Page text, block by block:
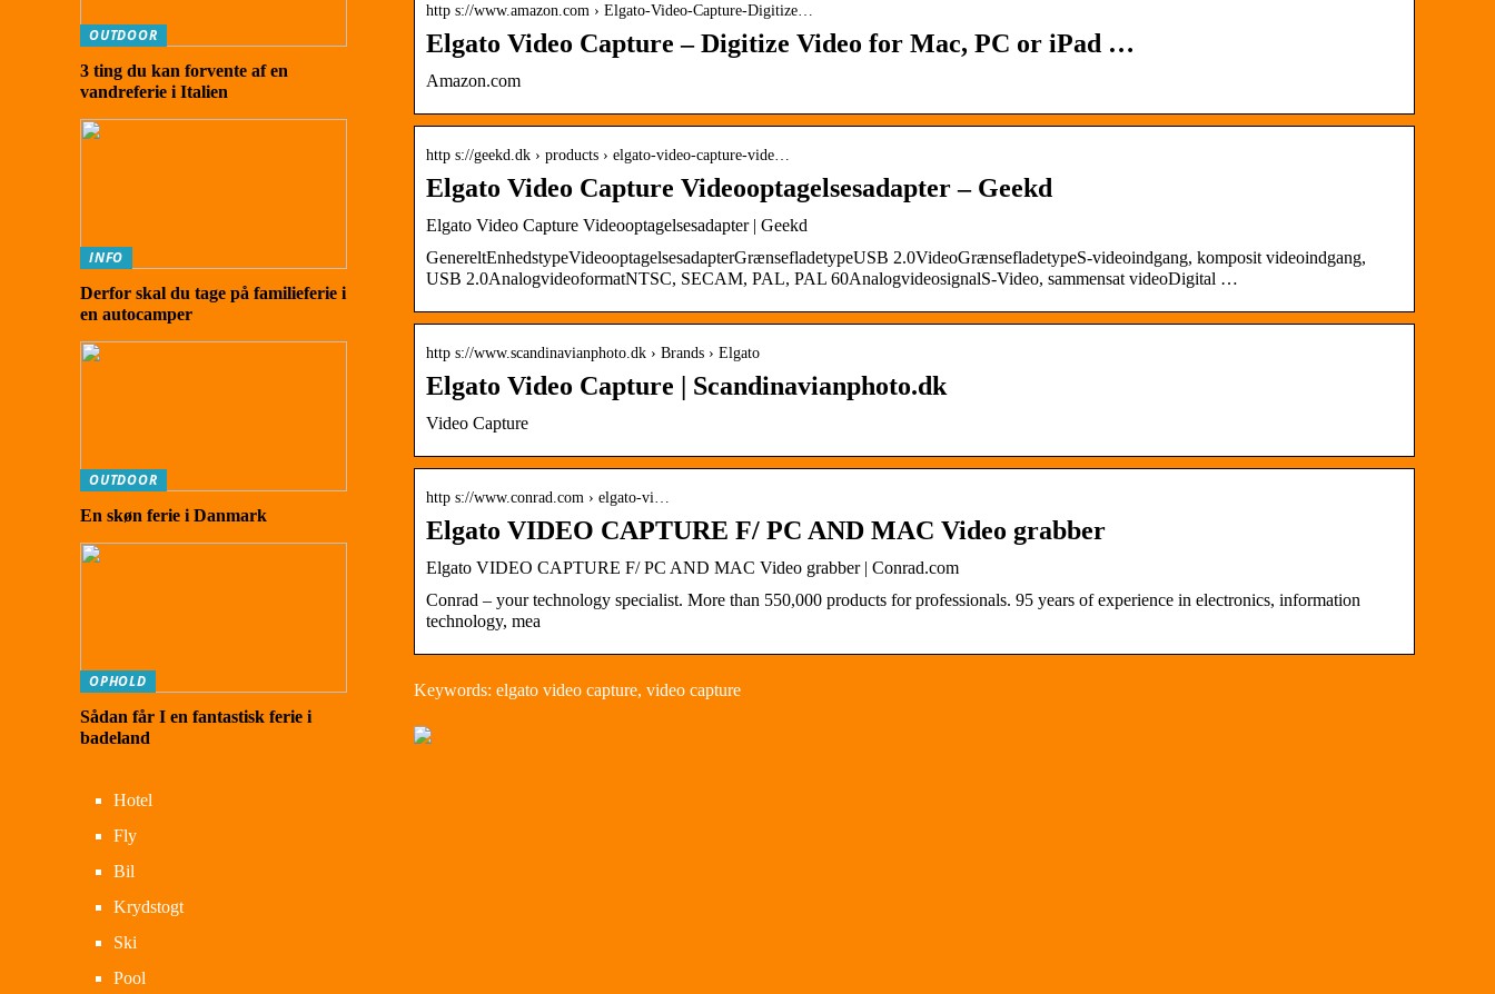
http s://www.amazon.com › Elgato-Video-Capture-Digitize…
Elgato Video Capture – Digitize Video for Mac, PC or iPad …
Amazon.com
http s://geekd.dk › products › elgato-video-capture-vide…
Elgato Video Capture Videooptagelsesadapter – Geekd
Elgato Video Capture Videooptagelsesadapter | Geekd
GenereltEnhedstypeVideooptagelsesadapterGrænsefladetypeUSB 2.0VideoGrænsefladetypeS-videoindgang, komposit videoindgang,
USB 2.0AnalogvideoformatNTSC, SECAM, PAL, PAL 60AnalogvideosignalS-Video, sammensat videoDigital …
http s://www.scandinavianphoto.dk › Brands › Elgato
Elgato Video Capture | Scandinavianphoto.dk
Video Capture
http s://www.conrad.com › elgato-vi…
Elgato VIDEO CAPTURE F/ PC AND MAC Video grabber
Elgato VIDEO CAPTURE F/ PC AND MAC Video grabber | Conrad.com
Conrad – your technology specialist. More than 550,000 products for professionals. 95 years of experience in electronics, information
technology, mea
Keywords: elgato video capture, video capture
OUTDOOR
3 ting du kan forvente af en
vandreferie i Italien
INFO
Derfor skal du tage på familieferie i
en autocamper
OUTDOOR
En skøn ferie i Danmark
OPHOLD
Sådan får I en fantastisk ferie i
badeland
Hotel
Fly
Bil
Krydstogt
Ski
Pool